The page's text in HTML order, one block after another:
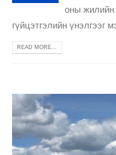
оны жилийн
гүйцэтгэлийн үнэлгээг
READ MORE...